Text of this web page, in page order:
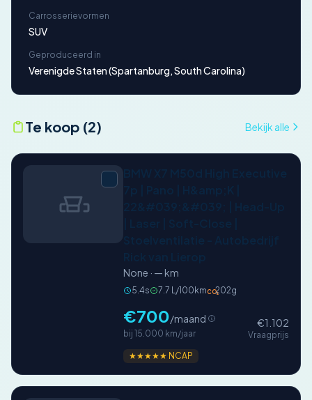
Carrosserievormen
SUV
Geproduceerd in
Verenigde Staten (Spartanburg, South Carolina)
Te koop (2) Bekijk alle
None · — km
5.4s 7.7 L/100kmCO₂202g
€700/maand
bij 15.000 km/jaar
€1.102
Vraagprijs
★★★★★ NCAP